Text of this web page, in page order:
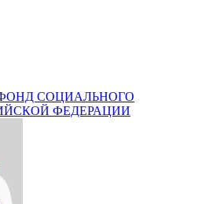
СОЦИАЛЬНОГО
ФЕДЕРАЦИИ